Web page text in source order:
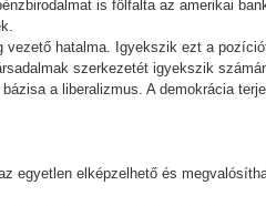
is fölfalta az amerikai
hatalma. Igyekszik ezt a
szerkezetét igyekszik
a liberalizmus. A demokrácia
egyetlen elképzelhető és